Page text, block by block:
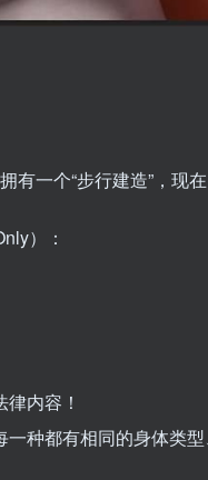
有一个“步行建造”，现
）：
内容！
种都有相同的身体类型